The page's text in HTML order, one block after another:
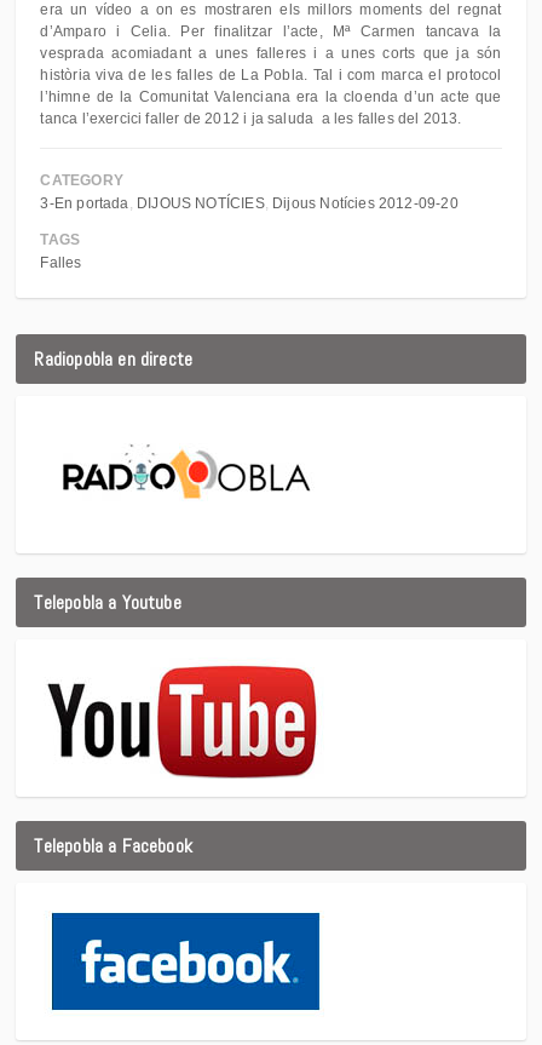
era un vídeo a on es mostraren els millors moments del regnat
d’Amparo i Celia. Per finalitzar l’acte, Mª Carmen tancava la
vesprada acomiadant a unes falleres i a unes corts que ja són
història viva de les falles de La Pobla. Tal i com marca el protocol
l’himne de la Comunitat Valenciana era la cloenda d’un acte que
tanca l’exercici faller de 2012 i ja saluda a les falles del 2013.
CATEGORY
3-En portada
DIJOUS NOTÍCIES Dijous Notícies 2012-09-20
TAGS
Falles
Radiopobla en directe
Telepobla a Youtube
Telepobla a Facebook